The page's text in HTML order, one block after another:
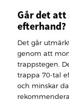
Går det att
efterhand?
Det går
genom att
trappstegen.
trappa 70-tal
och minskar